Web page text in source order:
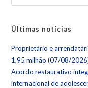
Últimas notícias
Proprietário e
1,95 milhão (07/08/
Acordo restaurativo
internacional de